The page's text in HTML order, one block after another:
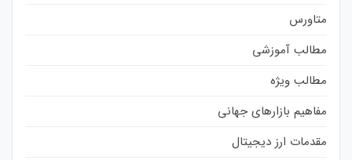
متاورس
مطالب آموزشی
مطالب ویژه
مفاهیم بازارهای جهانی
مقدمات ارز دیجیتال